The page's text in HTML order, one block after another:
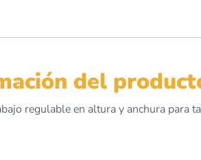
del
regulable en altura y anchura para